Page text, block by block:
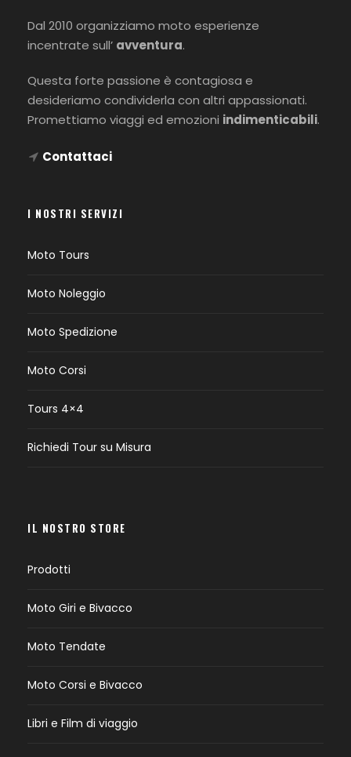
Dal 2010 organizziamo moto esperienze
incentrate sull’ avventura.
Questa forte passione è contagiosa e
desideriamo condividerla con altri appassionati.
Promettiamo viaggi ed emozioni indimenticabili.
Contattaci
I NOSTRI SERVIZI
Moto Tours
Moto Noleggio
Moto Spedizione
Moto Corsi
Tours 4×4
Richiedi Tour su Misura
IL NOSTRO STORE
Prodotti
Moto Giri e Bivacco
Moto Tendate
Moto Corsi e Bivacco
Libri e Film di viaggio